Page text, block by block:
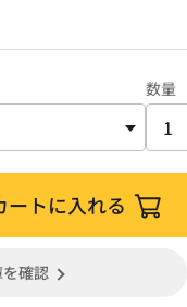
数量
ートに入れる
確認